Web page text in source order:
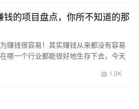
的项目盘点，你所不知道的那
赚钱很容易！其实赚钱从来都没有容易
哪一个行业都能很好地生存下去，今天
1.0K